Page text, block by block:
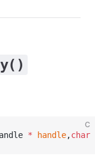
C
* handle,char